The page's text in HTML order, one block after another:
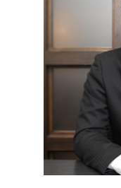
株式会社 設立
補助金 申請 代
新創業融資制
起業 助成金
日本政策金融
白色申告 経費
税務調査 対象
青色 申告 条件
確定申告 訂正
法人税 中間納付
税務署 相談
青色申告 とは
会社設立 渋谷
税務相談 栃木
融資 神奈川県
税務相談 中央
税務相談 渋谷
融資 茨城県 税
会社設立 神奈
資金調達 群馬
融資 港区 相談
資金調達 港区